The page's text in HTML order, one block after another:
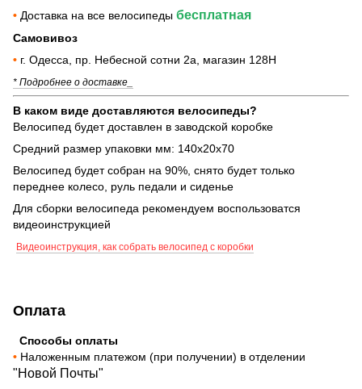
• Доставка на все велосипеды бесплатная
Самовивоз
• г. Одесса, пр. Небесной сотни 2а, магазин 128Н
* Подробнее о доставке_
В каком виде доставляются велосипеды?
Велосипед будет доставлен в заводской коробке
Средний размер упаковки мм: 140х20х70
Велосипед будет собран на 90%, снято будет только
переднее колесо, руль педали и сиденье
Для сборки велосипеда рекомендуем воспользоватся
видеоинструкцией
Видеоинструкция, как собрать велосипед с коробки
Оплата
Способы оплаты
• Наложенным платежом (при получении) в отделении
"Новой Почты"